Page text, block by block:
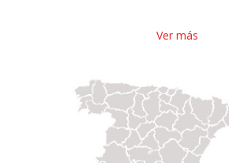
Ver más